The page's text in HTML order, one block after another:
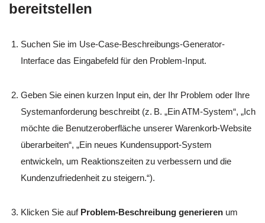
bereitstellen
Suchen Sie im Use-Case-Beschreibungs-Generator-
Interface das Eingabefeld für den Problem-Input.
Geben Sie einen kurzen Input ein, der Ihr Problem oder Ihre
Systemanforderung beschreibt (z. B. „Ein ATM-System“, „Ich
möchte die Benutzeroberfläche unserer Warenkorb-Website
überarbeiten“, „Ein neues Kundensupport-System
entwickeln, um Reaktionszeiten zu verbessern und die
Kundenzufriedenheit zu steigern.“).
Klicken Sie auf Problem-Beschreibung generieren um